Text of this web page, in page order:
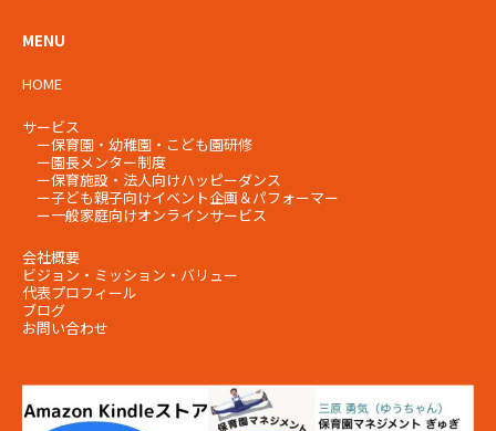
MENU
HOME
サービス
ー保育園・幼稚園・こども園研修
ー園長メンター制度
ー保育施設・法人向けハッピーダンス
ー子ども親子向けイベント企画＆パフォーマー
ー一般家庭向けオンラインサービス
会社概要
ビジョン・ミッション・ バリュー
代表プロフィール
ブログ
お問い合わせ